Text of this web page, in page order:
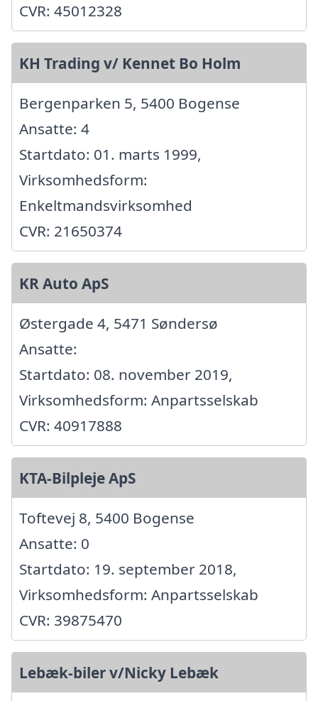
CVR: 45012328
KH Trading v/ Kennet Bo Holm
Bergenparken 5, 5400 Bogense
Ansatte: 4
Startdato: 01. marts 1999,
Virksomhedsform:
Enkeltmandsvirksomhed
CVR: 21650374
KR Auto ApS
Østergade 4, 5471 Søndersø
Ansatte:
Startdato: 08. november 2019,
Virksomhedsform: Anpartsselskab
CVR: 40917888
KTA-Bilpleje ApS
Toftevej 8, 5400 Bogense
Ansatte: 0
Startdato: 19. september 2018,
Virksomhedsform: Anpartsselskab
CVR: 39875470
Lebæk-biler v/Nicky Lebæk